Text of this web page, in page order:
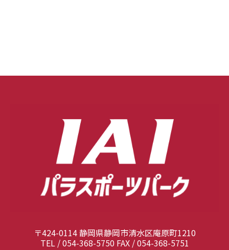
〒424-0114 静岡県静岡市清水区庵原町1210
TEL / 054-368-5750 FAX / 054-368-5751